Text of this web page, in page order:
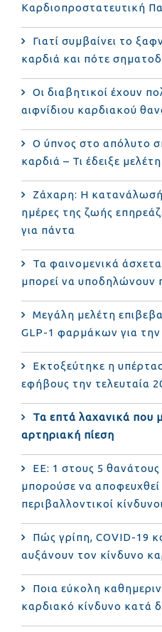
Καρδιοπροστατευτική
Γιατί συμβαίνει το
καρδιά και πότε
Οι διαβητικοί έχουν
αιφνίδιου καρδιακού
Ο ύπνος στο απόλυτο
καρδιά – Τι έδειξε μελέτη
Ζάχαρη: Η κατανάλωσή
ημέρες της ζωής
για πάντα
Τα φαινομενικά
μπορεί να υποδηλώνουν
Μεγάλη μελέτη
GLP-1 φαρμάκων για την
Εκτοξεύτηκε η
εφήβους την τελευταία
Τα επτά λαχανικά που
αρτηριακή πίεση
ΕΕ: 1 στους 5
μπορούσε να αποφευχθεί
περιβαλλοντικοί κίνδυνοι
Πώς γρίπη, COVID-19
αυξάνουν τον κίνδυνο
Ποια εύκολη
καρδιακό κίνδυνο κατά